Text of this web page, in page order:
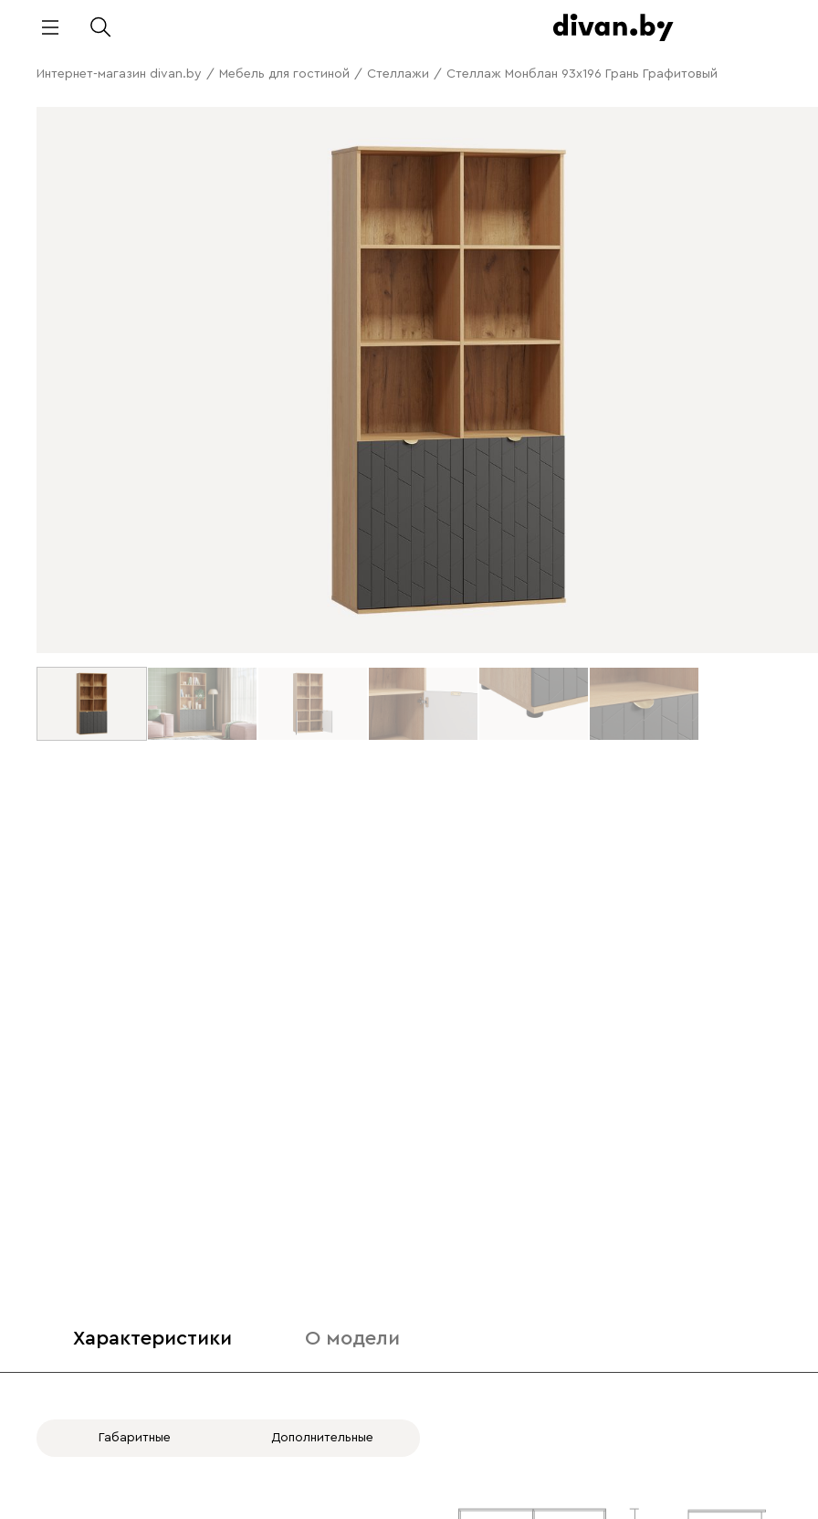
Интернет-магазин divan.by / Мебель для гостиной / Cтеллажи / Стеллаж Монблан 93x196 Грань Графитовый
Характеристики О модели
Габаритные Дополнительные